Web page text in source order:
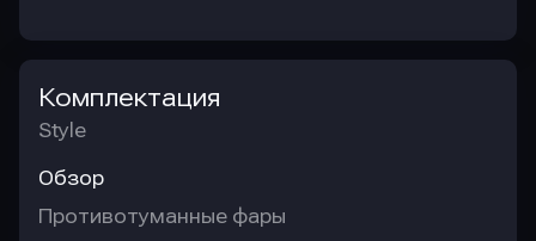
Комплектация
Style
Обзор
Противотуманные фары